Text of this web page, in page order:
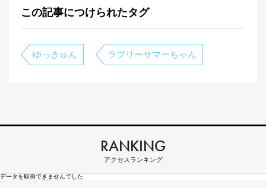
この記事につけられたタグ
ゆっきゅん ラブリーサマーちゃん
RANKING
アクセスランキング
データを取得できませんでした